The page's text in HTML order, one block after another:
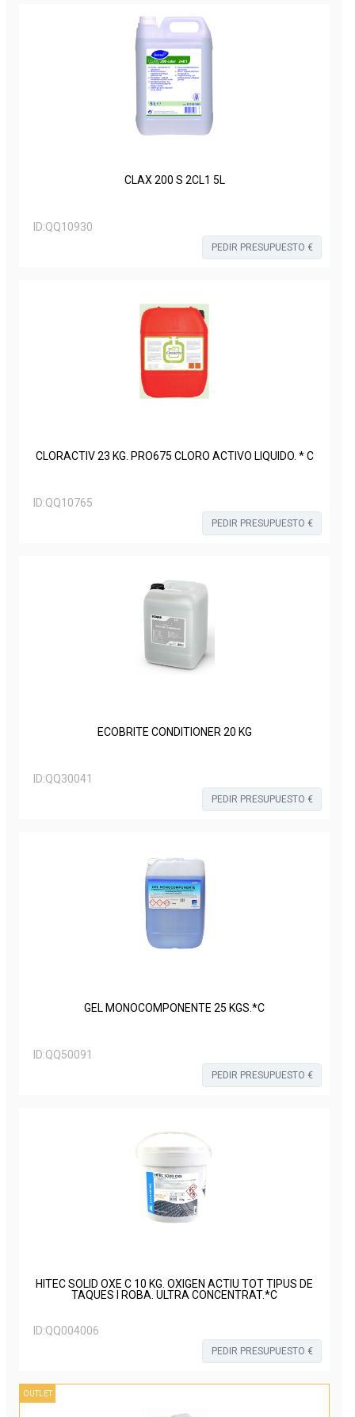
CLAX 200 S 2CL1 5L
ID:QQ10930
PEDIR PRESUPUESTO €
CLORACTIV 23 KG. PRO675 CLORO ACTIVO LIQUIDO. * C
ID:QQ10765
PEDIR PRESUPUESTO €
ECOBRITE CONDITIONER 20 KG
ID:QQ30041
PEDIR PRESUPUESTO €
GEL MONOCOMPONENTE 25 KGS.*C
ID:QQ50091
PEDIR PRESUPUESTO €
HITEC SOLID OXE C 10 KG. OXIGEN ACTIU TOT TIPUS DE
TAQUES I ROBA. ULTRA CONCENTRAT.*C
ID:QQ004006
PEDIR PRESUPUESTO €
OUTLET